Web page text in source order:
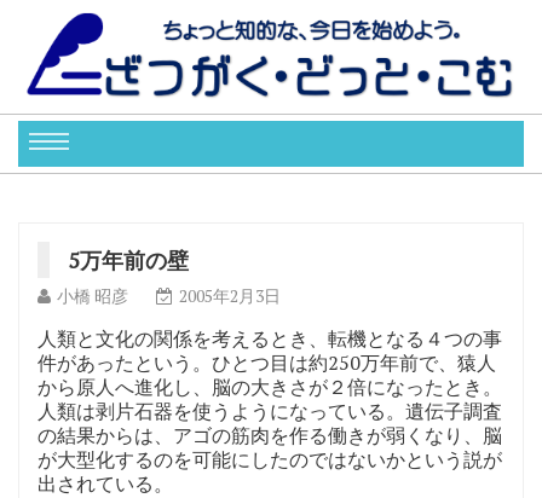
5万年前の壁
小橋 昭彦 2005年2月3日
人類と文化の関係を考えるとき、転機となる４つの事
件があったという。ひとつ目は約250万年前で、猿人
から原人へ進化し、脳の大きさが２倍になったとき。
人類は剥片石器を使うようになっている。遺伝子調査
の結果からは、アゴの筋肉を作る働きが弱くなり、脳
が大型化するのを可能にしたのではないかという説が
出されている。